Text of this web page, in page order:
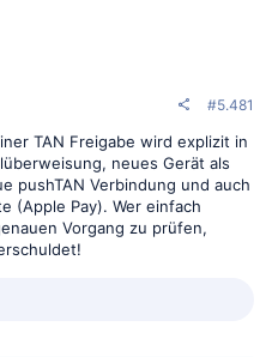
#5.481
TAN Freigabe wird explizit in
neues Gerät als
pushTAN Verbindung und auch
(Apple Pay). Wer einfach
Vorgang zu prüfen,